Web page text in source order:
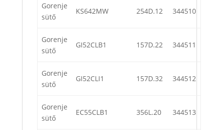
Gorenje
sütő
KS642MW 254D.12 344510
Gorenje
sütő
GI52CLB1 157D.22 344511
Gorenje
sütő
GI52CLI1 157D.32 344512
Gorenje
sütő
EC55CLB1 356L.20 344513